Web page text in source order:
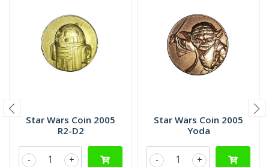
Star Wars Coin 2005
R2-D2
+
-
Star Wars Coin 2005
Yoda
+
-